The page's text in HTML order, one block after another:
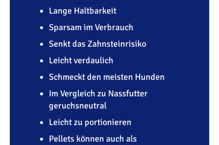
Lange Haltbarkeit
Sparsam im Verbrauch
Senkt das Zahnsteinrisiko
Leicht verdaulich
Schmeckt den meisten Hunden
Im Vergleich zu Nassfutter
geruchsneutral
Leicht zu portionieren
Pellets können auch als